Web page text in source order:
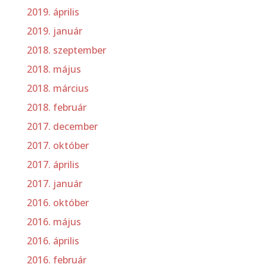
2019. április
2019. január
2018. szeptember
2018. május
2018. március
2018. február
2017. december
2017. október
2017. április
2017. január
2016. október
2016. május
2016. április
2016. február